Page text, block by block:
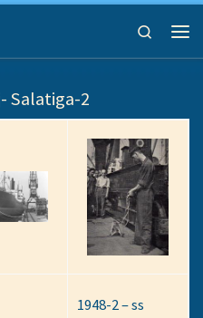
Search
Salatiga-2
1948-2 – ss